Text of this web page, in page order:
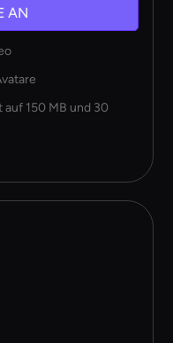
AN
auf 150 MB und 30